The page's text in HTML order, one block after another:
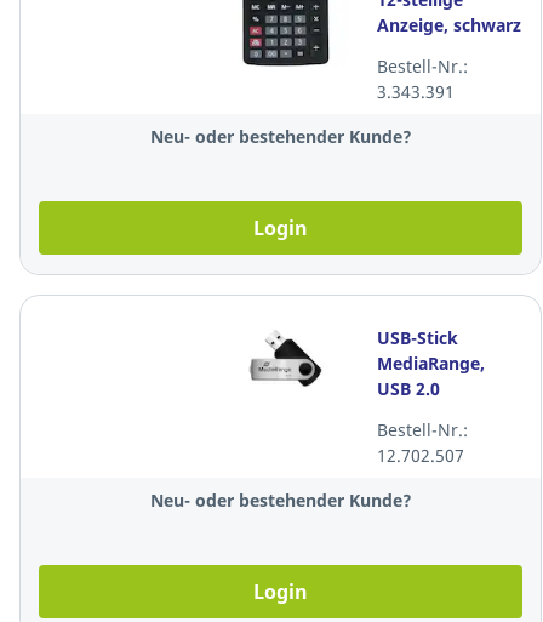
Anzeige, schwarz
Bestell-Nr.:
3.343.391
Neu- oder bestehender Kunde?
Login
USB-Stick
MediaRange,
USB 2.0
16GB
Speicherkapazität,
schwarz
Bestell-Nr.:
12.702.507
Neu- oder bestehender Kunde?
Login